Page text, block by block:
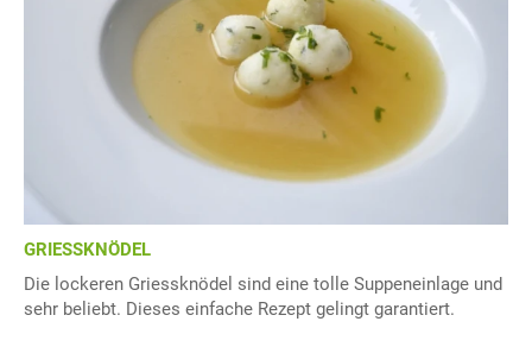
GRIESSKNÖDEL
Die lockeren Griessknödel sind eine tolle Suppeneinlage und
sehr beliebt. Dieses einfache Rezept gelingt garantiert.